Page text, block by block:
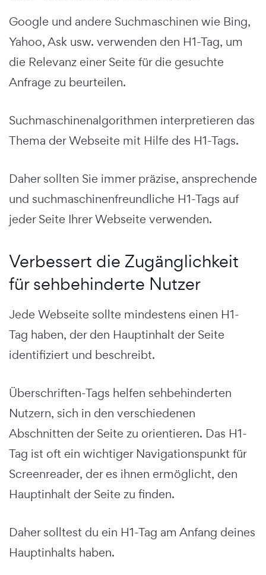
Google und andere Suchmaschinen wie Bing,
Yahoo, Ask usw. verwenden den H1-Tag, um
die Relevanz einer Seite für die gesuchte
Anfrage zu beurteilen.
Suchmaschinenalgorithmen interpretieren das
Thema der Webseite mit Hilfe des H1-Tags.
Daher sollten Sie immer präzise, ansprechende
und suchmaschinenfreundliche H1-Tags auf
jeder Seite Ihrer Webseite verwenden.
Verbessert die Zugänglichkeit
für sehbehinderte Nutzer
Jede Webseite sollte mindestens einen H1-
Tag haben, der den Hauptinhalt der Seite
identifiziert und beschreibt.
Überschriften-Tags helfen sehbehinderten
Nutzern, sich in den verschiedenen
Abschnitten der Seite zu orientieren. Das H1-
Tag ist oft ein wichtiger Navigationspunkt für
Screenreader, der es ihnen ermöglicht, den
Hauptinhalt der Seite zu finden.
Daher solltest du ein H1-Tag am Anfang deines
Hauptinhalts haben.